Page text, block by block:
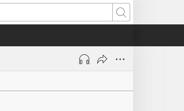
Sök